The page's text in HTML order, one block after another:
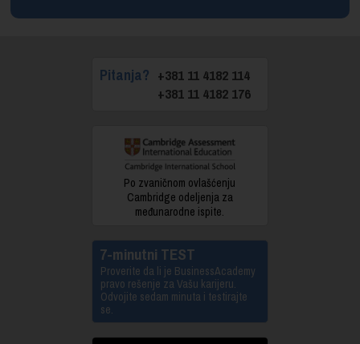
Pitanja? +381 11 4182 114
+381 11 4182 176
Po zvaničnom ovlašćenju
Cambridge odeljenja za
međunarodne ispite.
7-minutni TEST
Proverite da li je BusinessAcademy
pravo rešenje za Vašu karijeru.
Odvojite sedam minuta i testirajte
se.